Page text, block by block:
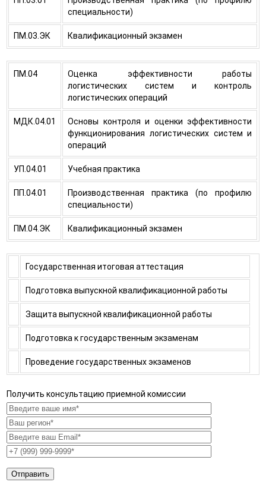
специальности)
ПM.03.ЭК Квалификационный экзамен
ПМ.04
Оценка эффективности работы
логистических систем и контроль
логистических операций
МДК.04.01
Основы контроля и оценки эффективности
функционирования логистических систем и
операций
УП.04.01 Учебная практика
ПП.04.01
Производственная практика (по профилю
специальности)
ПM.04.ЭК Квалификационный экзамен
Государственная итоговая аттестация
Подготовка выпускной квалификационной работы
Защита выпускной квалификационной работы
Подготовка к государственным экзаменам
Проведение государственных экзаменов
Получить консультацию приемной комиссии